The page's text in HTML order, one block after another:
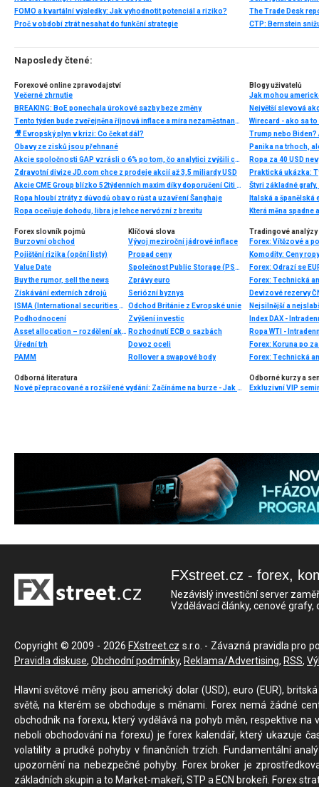
FOMO a kvartální výsledky: Jak vyhodnotit potenciál a riziko?
Proč v období ztrát nesahat do funkční strategie
Naposledy čtené:
Forexové online zpravodajství
Večerné zhrnutie
BREAKING: BoE ponechala úrokové sazby beze změny
Tento týden bude zveřejněna říjnová inflace a míra nezaměstnanosti a HDP za třetí čtvrtletí
🎥 Evropský plyn v krizi: Co čekat dál?
Obavy ze zisků jsou přehnané
Akcie spoločnosti GAP vzrásli o 6% po tom, čo analytici zvýšili cenový cieľ
Zdravotní divize JD.com chce z prodeje akcií až 3,5 miliardy USD
Akcie CME Group blízko 52týdenních maxim díky doporučení Citi 📈
Ropa hloubí ztráty z důvodů obav o růst a uzavření Šanghaje
Ropa oceňuje dohodu, libra je lehce nervózní z brexitu
Blogy uživatelů
Jak mohou
Wirecard - ako sa
Trump nebo
Panika na trhoch,
Ropa za 40 USD
Praktická ukázka:
Štyri základné
Která měna spadne
Forex slovník pojmů
Burzovní obchod
Pojištění rizika (opční listy)
Value Date
Buy the rumor, sell the news
Získávání externích zdrojů
ISMA (International securities market association)
Podhodnocení
Asset allocation – rozdělení aktiv
Úřední trh
PAMM
Klíčová slova
Vývoj meziroční jádrové inflace
Propad ceny
Společnost Public Storage (PSA)
Zprávy euro
Seriózní byznys
Odchod Británie z Evropské unie
Zvýšení investic
Rozhodnutí ECB o sazbách
Dovoz oceli
Rollover a swapové body
Tradingové analýzy
Forex: Vítězové a
Forex: Odrazí se
Forex: Technická
Devizové rezervy
Nejsilnější a
Index DAX -
Ropa WTI -
Forex: Technická
Odborná literatura
Nové přepracované a rozšířené vydání: Začínáme na burze - Jak uspět při obchodování na finančních trzích (3. vydání) - BESTSELLER
Odborné kurzy a
FXstreet.cz - forex,
Nezávislý investiční server
Vzdělávací články, cenové
Copyright © 2009 - 2026 FXstreet.cz s.r.o. - Závazná pravidla pro
Pravidla diskuse, Obchodní podmínky, Reklama/Advertising, RSS,
Hlavní světové měny jsou americký dolar (USD), euro (EUR),
světě, na kterém se obchoduje s měnami. Forex nemá žádné
obchodník na forexu, který vydělává na pohyb měn, respektive
neboli obchodování na forexu) je forex kalendář, který ukazuje
volatility a prudké pohyby v finančních trzích. Fundamentální
upozornění na nebezpečné pohyby. Forex broker je
základních skupin a to Market-makeři, STP a ECN brokeři. Forex